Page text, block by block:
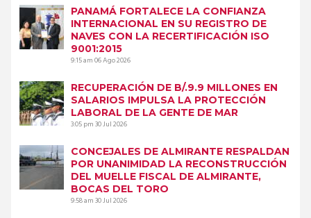
PANAMÁ FORTALECE LA CONFIANZA
INTERNACIONAL EN SU REGISTRO DE
NAVES CON LA RECERTIFICACIÓN ISO
9001:2015
9:15 am06 Ago 2026
RECUPERACIÓN DE B/.9.9 MILLONES EN
SALARIOS IMPULSA LA PROTECCIÓN
LABORAL DE LA GENTE DE MAR
3:05 pm30 Jul 2026
CONCEJALES DE ALMIRANTE RESPALDAN
POR UNANIMIDAD LA RECONSTRUCCIÓN
DEL MUELLE FISCAL DE ALMIRANTE,
BOCAS DEL TORO
9:58 am30 Jul 2026